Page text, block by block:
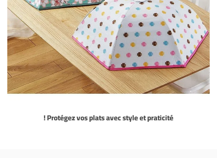
Protégez vos plats avec style et praticité !